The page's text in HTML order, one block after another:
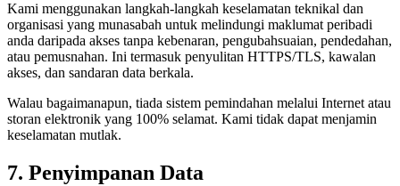
Kami menggunakan langkah-langkah keselamatan teknikal dan
organisasi yang munasabah untuk melindungi maklumat peribadi
anda daripada akses tanpa kebenaran, pengubahsuaian, pendedahan,
atau pemusnahan. Ini termasuk penyulitan HTTPS/TLS, kawalan
akses, dan sandaran data berkala.
Walau bagaimanapun, tiada sistem pemindahan melalui Internet atau
storan elektronik yang 100% selamat. Kami tidak dapat menjamin
keselamatan mutlak.
7. Penyimpanan Data